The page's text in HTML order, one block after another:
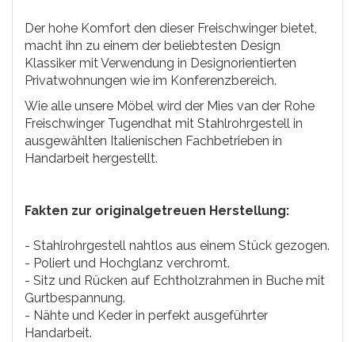
Der hohe Komfort den dieser Freischwinger bietet,
macht ihn zu einem der beliebtesten Design
Klassiker mit Verwendung in Designorientierten
Privatwohnungen wie im Konferenzbereich.
Wie alle unsere Möbel wird der Mies van der Rohe
Freischwinger Tugendhat mit Stahlrohrgestell in
ausgewählten Italienischen Fachbetrieben in
Handarbeit hergestellt.
Fakten zur originalgetreuen Herstellung:
- Stahlrohrgestell nahtlos aus einem Stück gezogen.
- Poliert und Hochglanz verchromt.
- Sitz und Rücken auf Echtholzrahmen in Buche mit
Gurtbespannung.
- Nähte und Keder in perfekt ausgeführter
Handarbeit.